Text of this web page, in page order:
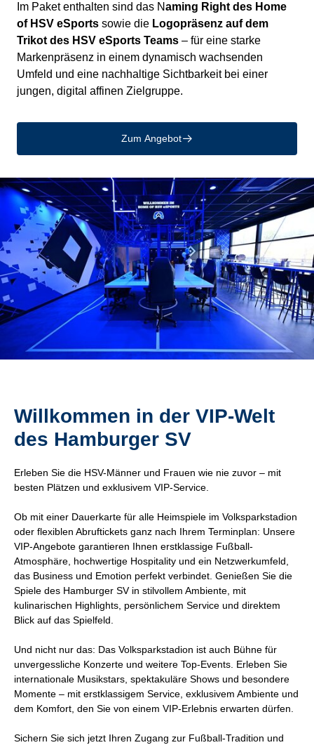
Im Paket enthalten sind das Naming Right des Home
of HSV eSports sowie die Logopräsenz auf dem
Trikot des HSV eSports Teams – für eine starke
Markenpräsenz in einem dynamisch wachsenden
Umfeld und eine nachhaltige Sichtbarkeit bei einer
jungen, digital affinen Zielgruppe.
Zum Angebot􀄫
Willkommen in der VIP-Welt
des Hamburger SV
Erleben Sie die HSV-Männer und Frauen wie nie zuvor – mit
besten Plätzen und exklusivem VIP-Service.
Ob mit einer Dauerkarte für alle Heimspiele im Volksparkstadion
oder flexiblen Abruftickets ganz nach Ihrem Terminplan: Unsere
VIP-Angebote garantieren Ihnen erstklassige Fußball-
Atmosphäre, hochwertige Hospitality und ein Netzwerkumfeld,
das Business und Emotion perfekt verbindet. Genießen Sie die
Spiele des Hamburger SV in stilvollem Ambiente, mit
kulinarischen Highlights, persönlichem Service und direktem
Blick auf das Spielfeld.
Und nicht nur das: Das Volksparkstadion ist auch Bühne für
unvergessliche Konzerte und weitere Top-Events. Erleben Sie
internationale Musikstars, spektakuläre Shows und besondere
Momente – mit erstklassigem Service, exklusivem Ambiente und
dem Komfort, den Sie von einem VIP-Erlebnis erwarten dürfen.
Sichern Sie sich jetzt Ihren Zugang zur Fußball-Tradition und